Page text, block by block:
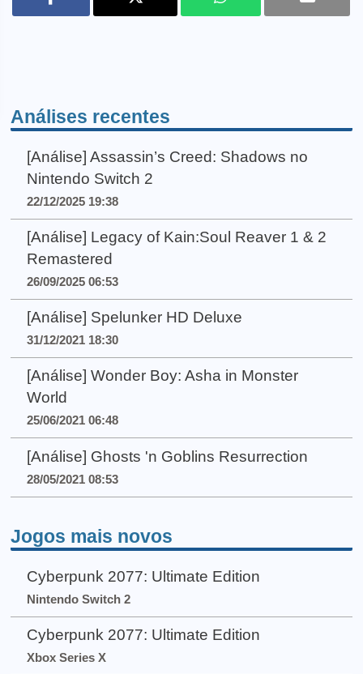
Análises recentes
[Análise] Assassin’s Creed: Shadows no
Nintendo Switch 2
22/12/2025 19:38
[Análise] Legacy of Kain:Soul Reaver 1 & 2
Remastered
26/09/2025 06:53
[Análise] Spelunker HD Deluxe
31/12/2021 18:30
[Análise] Wonder Boy: Asha in Monster
World
25/06/2021 06:48
[Análise] Ghosts 'n Goblins Resurrection
28/05/2021 08:53
Jogos mais novos
Cyberpunk 2077: Ultimate Edition
Nintendo Switch 2
Cyberpunk 2077: Ultimate Edition
Xbox Series X